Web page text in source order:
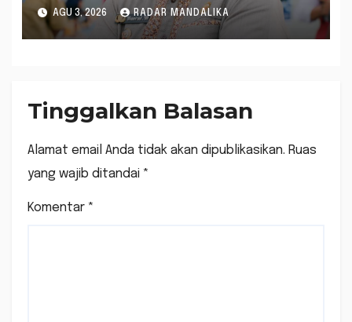
AGU 3, 2026 RADAR MANDALIKA
Tinggalkan Balasan
Alamat email Anda tidak akan dipublikasikan. Ruas
yang wajib ditandai *
Komentar *